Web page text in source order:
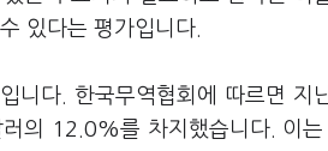
있다는 평가입니다.
니다. 한국무역협회에 따르면 지
의 12.0%를 차지했습니다. 이는